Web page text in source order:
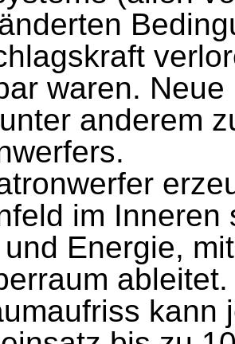
waren.
anderem
im
Energie,
kann